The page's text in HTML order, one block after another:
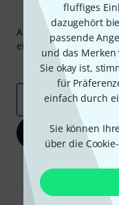
fluffiges
dazugehört
passende
und das
Sie okay ist,
für
einfach durch
Sie können
über die
Abonniere den
etwas Glück einen
Inspirierende
E-Mail-Adresse*
Mit Klick auf „Jetzt
Werbung und einer
Abmeldung ist jederzeit